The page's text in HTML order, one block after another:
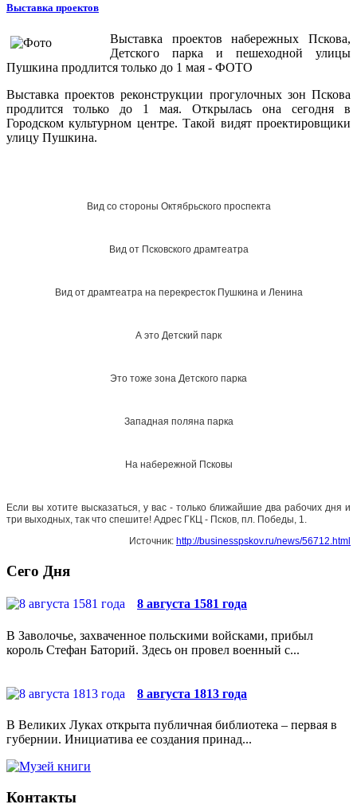
Выставка проектов
Выставка проектов набережных Пскова,
Детского парка и пешеходной улицы
Пушкина продлится только до 1 мая - ФОТО
Выставка проектов реконструкции прогулочных зон Пскова
продлится только до 1 мая. Открылась она сегодня в
Городском культурном центре. Такой видят проектировщики
улицу Пушкина.
Вид со стороны Октябрьского проспекта
Вид от Псковского драмтеатра
Вид от драмтеатра на перекресток Пушкина и Ленина
А это Детский парк
Это тоже зона Детского парка
Западная поляна парка
На набережной Псковы
Если вы хотите высказаться, у вас - только ближайшие два рабочих дня и
три выходных, так что спешите! Адрес ГКЦ - Псков, пл. Победы, 1.
Источник: http://businesspskov.ru/news/56712.html
Сего Дня
8 августа 1581 года
В Заволочье, захваченное польскими войсками, прибыл
король Стефан Баторий. Здесь он провел военный с...
8 августа 1813 года
В Великих Луках открыта публичная библиотека – первая в
губернии. Инициатива ее создания принад...
Контакты